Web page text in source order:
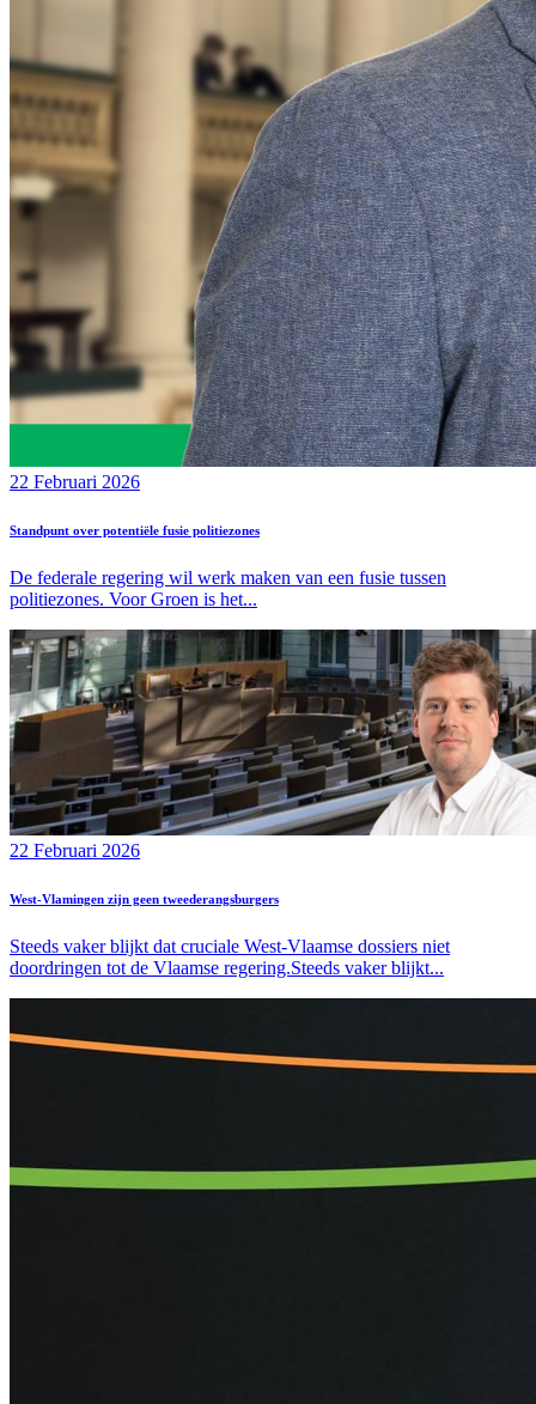
22 Februari 2026
Standpunt over potentiële fusie politiezones
De federale regering wil werk maken van een fusie tussen
politiezones. Voor Groen is het...
22 Februari 2026
West-Vlamingen zijn geen tweederangsburgers
Steeds vaker blijkt dat cruciale West-Vlaamse dossiers niet
doordringen tot de Vlaamse regering.Steeds vaker blijkt...